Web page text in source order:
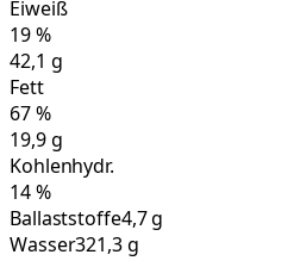
Eiweiß
19%
42,1 g
Fett
67%
19,9g
Kohlenhydr.
14%
Ballaststoffe4,7 g
Wasser321,3 g